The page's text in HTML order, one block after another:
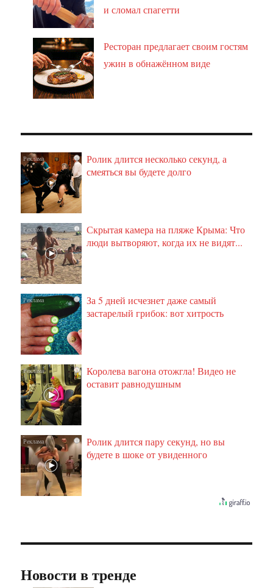
и сломал спагетти
Ресторан предлагает своим гостям
ужин в обнажённом виде
i
Ролик длится несколько секунд, а
смеяться вы будете долго
i
Скрытая камера на пляже Крыма: Что
люди вытворяют, когда их не видят...
i
За 5 дней исчезнет даже самый
застарелый грибок: вот хитрость
i
Королева вагона отожгла! Видео не
оставит равнодушным
i
Ролик длится пару секунд, но вы
будете в шоке от увиденного
Новости в тренде